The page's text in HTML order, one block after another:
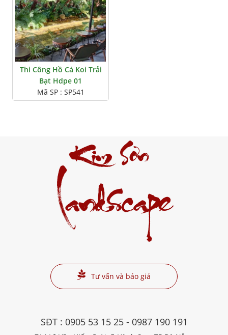
Thi Công Hồ Cá Koi Trải
Bạt Hdpe 01
Mã SP : SP541
Kim Sơn
Landscape
Tư vấn và báo giá
SĐT : 0905 53 15 25- 0987 190 191